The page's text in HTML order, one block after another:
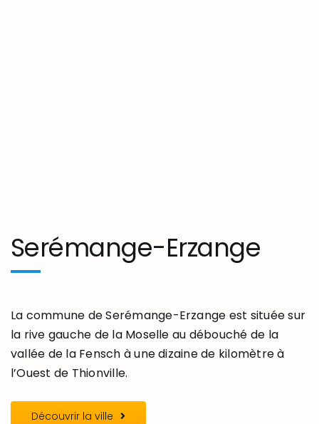
Serémange-Erzange
La commune de Serémange-Erzange est située sur
la rive gauche de la Moselle au débouché de la
vallée de la Fensch à une dizaine de kilomètre à
l’Ouest de Thionville.
Découvrir la ville